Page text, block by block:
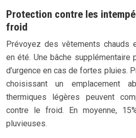
Protection contre les
froid
Prévoyez des vêtements chauds
en été. Une bâche supplémentaire
d’urgence en cas de fortes pluies.
choisissant un emplacement
thermiques légères peuvent
contre le froid. En moyenne,
pluvieuses.